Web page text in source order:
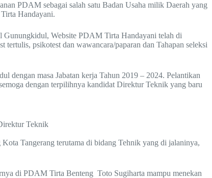
PDAM sebagai salah satu Badan Usaha milik Daerah yang
Handayani.
Gunungkidul, Website PDAM Tirta Handayani telah di
psikotest dan wawancara/paparan dan Tahapan seleksi
masa Jabatan kerja Tahun 2019 – 2024. Pelantikan
dengan terpilihnya kandidat Direktur Teknik yang baru
Teknik
Tangerang terutama di bidang Tehnik yang di jalaninya,
di PDAM Tirta Benteng Toto Sugiharta mampu menekan